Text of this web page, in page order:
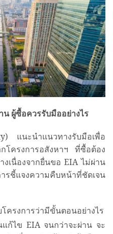
น ผู้ซื้อควรรับมืออย่างไร
แนะนำแนวทางรับมือเพื่อ
โครงการอสังหาฯ ที่ซื้อต้อง
งเนื่องจากยื่นขอ EIA ไม่ผ่าน
แจงความคืบหน้าที่ชัดเจน
ครงการว่ามีขั้นตอนอย่างไร
ก้ไข EIA จนกว่าจะผ่าน จะ